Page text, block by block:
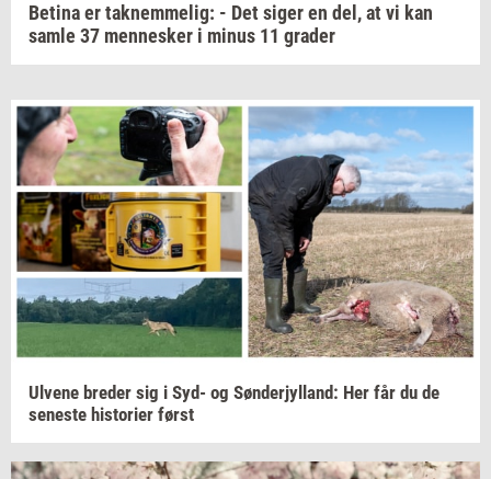
Betina er taknemmelig: - Det siger en del, at vi kan
samle 37 mennesker i minus 11 grader
Ul­ve­ne bre­der sig i Syd- og Søn­derjyl­land: Her får du de
se­ne­ste hi­sto­ri­er først